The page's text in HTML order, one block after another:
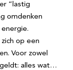
“lastig
omdenken
op een
Voor zowel
alles wat…